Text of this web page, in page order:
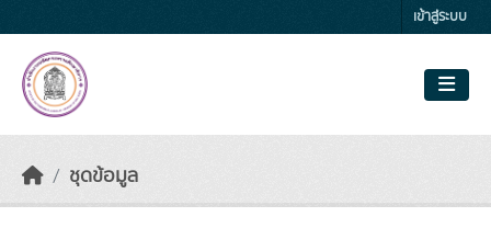
เข้าสู่ระบบ
ชุดข้อมูล